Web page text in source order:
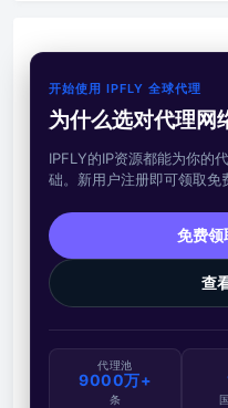
开始使用 IPFLY 全球代理
为什么选对代理网
IPFLY的IP资源都能为你的
础。新用户注册即可领取免
免费领
查
代理池
9000万+
条